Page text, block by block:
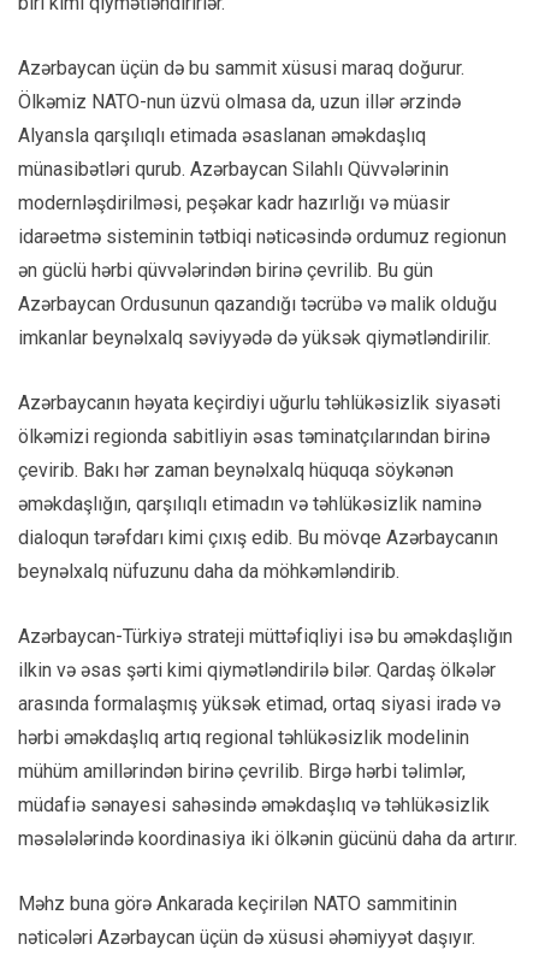
Azərbaycan üçün də bu sammit xüsusi maraq doğurur.
Ölkəmiz NATO-nun üzvü olmasa da, uzun illər ərzində
Alyansla qarşılıqlı etimada əsaslanan əməkdaşlıq
münasibətləri qurub. Azərbaycan Silahlı Qüvvələrinin
modernləşdirilməsi, peşəkar kadr hazırlığı və müasir
idarəetmə sisteminin tətbiqi nəticəsində ordumuz regionun
ən güclü hərbi qüvvələrindən birinə çevrilib. Bu gün
Azərbaycan Ordusunun qazandığı təcrübə və malik olduğu
imkanlar beynəlxalq səviyyədə də yüksək qiymətləndirilir.
Azərbaycanın həyata keçirdiyi uğurlu təhlükəsizlik siyasəti
ölkəmizi regionda sabitliyin əsas təminatçılarından birinə
çevirib. Bakı hər zaman beynəlxalq hüquqa söykənən
əməkdaşlığın, qarşılıqlı etimadın və təhlükəsizlik naminə
dialoqun tərəfdarı kimi çıxış edib. Bu mövqe Azərbaycanın
beynəlxalq nüfuzunu daha da möhkəmləndirib.
Azərbaycan-Türkiyə strateji müttəfiqliyi isə bu əməkdaşlığın
ilkin və əsas şərti kimi qiymətləndirilə bilər. Qardaş ölkələr
arasında formalaşmış yüksək etimad, ortaq siyasi iradə və
hərbi əməkdaşlıq artıq regional təhlükəsizlik modelinin
mühüm amillərindən birinə çevrilib. Birgə hərbi təlimlər,
müdafiə sənayesi sahəsində əməkdaşlıq və təhlükəsizlik
məsələlərində koordinasiya iki ölkənin gücünü daha da artırır.
Məhz buna görə Ankarada keçirilən NATO sammitinin
nəticələri Azərbaycan üçün də xüsusi əhəmiyyət daşıyır.